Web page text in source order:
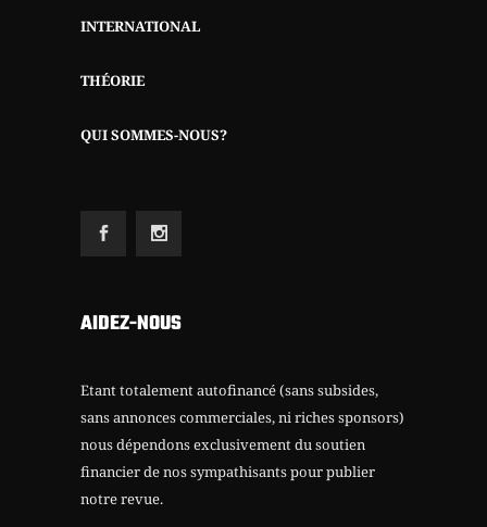
INTERNATIONAL
THÉORIE
QUI SOMMES-NOUS?
AIDEZ-NOUS
Etant totalement autofinancé (sans subsides,
sans annonces commerciales, ni riches sponsors)
nous dépendons exclusivement du soutien
financier de nos sympathisants pour publier
notre revue.